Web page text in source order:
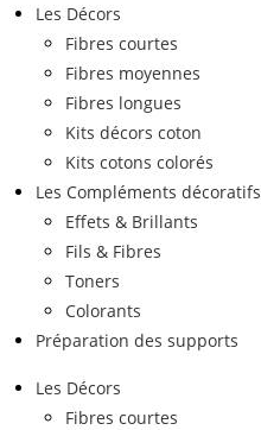
Les Décors
Fibres courtes
Fibres moyennes
Fibres longues
Kits décors coton
Kits cotons colorés
Les Compléments décoratifs
Effets & Brillants
Fils & Fibres
Toners
Colorants
Préparation des supports
Les Décors
Fibres courtes